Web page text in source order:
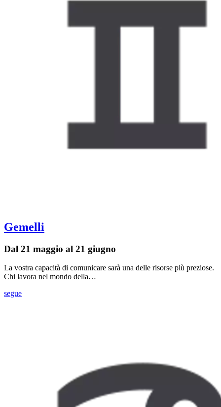
Gemelli
Dal 21 maggio al 21 giugno
La vostra capacità di comunicare sarà una delle risorse più preziose.
Chi lavora nel mondo della…
segue